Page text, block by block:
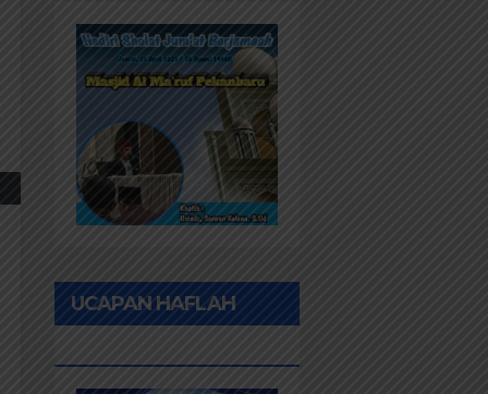
UCAPAN HAFLAH